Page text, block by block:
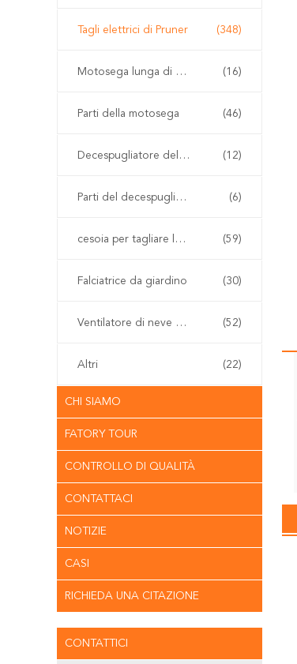
Tagli elettrici di Pruner (348)
Motosega lunga di Palo (16)
Parti della motosega (46)
Decespugliatore della benzina (12)
Parti del decespugliatore (6)
cesoia per tagliare le siepi senza cordone (59)
Falciatrice da giardino (30)
Ventilatore di neve e della foglia (52)
Altri (22)
CHI SIAMO
FATORY TOUR
CONTROLLO DI QUALITÀ
CONTATTACI
NOTIZIE
CASI
RICHIEDA UNA CITAZIONE
CONTATTICI